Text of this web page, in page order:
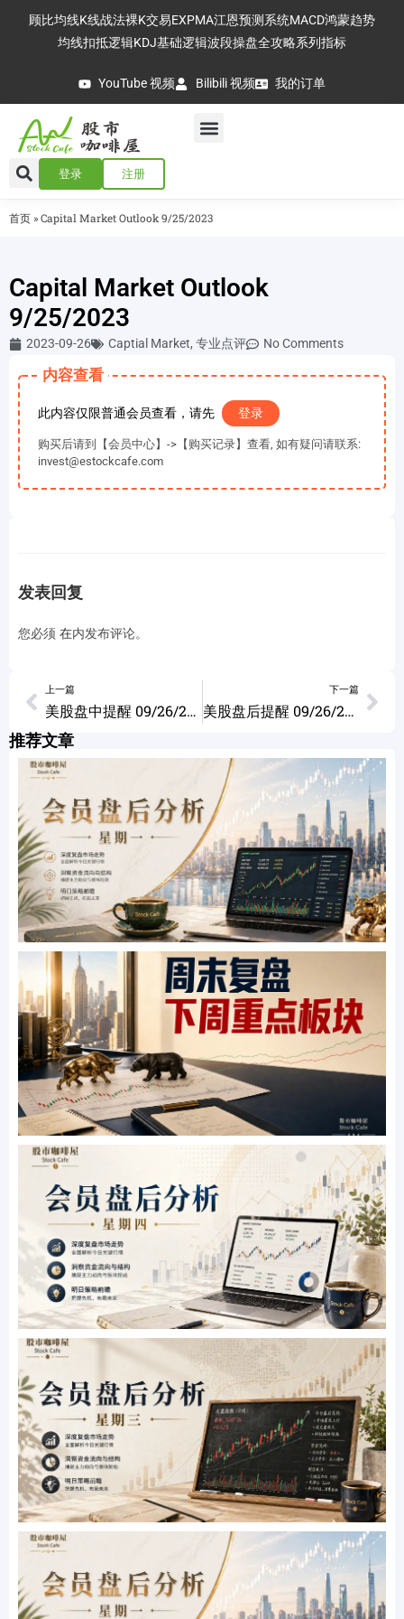
顾比均线K线战法裸K交易EXPMA江恩预测系统MACD鸿蒙趋势
均线扣抵逻辑KDJ基础逻辑波段操盘全攻略系列指标
YouTube 视频 Bilibili 视频 我的订单
登录 注册
首页 » Capital Market Outlook 9/25/2023
Capital Market Outlook
9/25/2023
2023-09-26 Captial Market, 专业点评 No Comments
内容查看
此内容仅限普通会员查看，请先 登录
购买后请到【会员中心】->【购买记录】查看, 如有疑问请联系:
invest@estockcafe.com
发表回复
您必须 在内发布评论。
上一篇
美股盘中提醒 09/26/2023
下一篇
美股盘后提醒 09/26/2023
推荐文章